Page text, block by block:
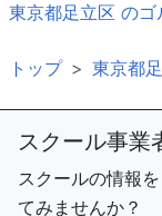
東京都足立区 の
トップ 東京都
スクール事業
スクールの情報
てみませんか？